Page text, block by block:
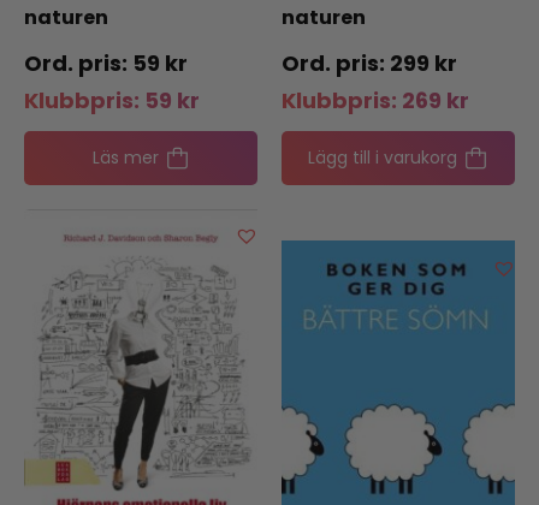
naturen
59 kr
Klubbpris: 59 kr
Läs mer
naturen
299 kr
Klubbpris: 269 kr
Lägg till i varukorg